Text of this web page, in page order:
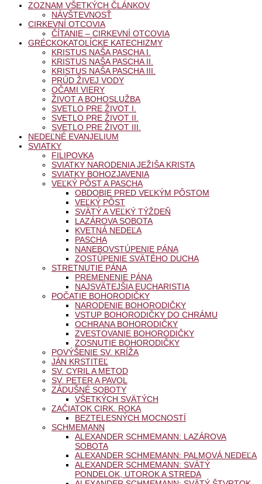
ZOZNAM VŠETKÝCH ČLÁNKOV
NÁVŠTEVNOSŤ
CIRKEVNÍ OTCOVIA
ČÍTANIE – CIRKEVNÍ OTCOVIA
GRÉCKOKATOLÍCKE KATECHIZMY
KRISTUS NAŠA PASCHA I.
KRISTUS NAŠA PASCHA II.
KRISTUS NAŠA PASCHA III.
PRÚD ŽIVEJ VODY
OČAMI VIERY
ŽIVOT A BOHOSLUŽBA
SVETLO PRE ŽIVOT I.
SVETLO PRE ŽIVOT II.
SVETLO PRE ŽIVOT III.
NEDEĽNÉ EVANJELIUM
SVIATKY
FILIPOVKA
SVIATKY NARODENIA JEŽIŠA KRISTA
SVIATKY BOHOZJAVENIA
VEĽKÝ PÔST A PASCHA
OBDOBIE PRED VEĽKÝM PÔSTOM
VEĽKÝ PÔST
SVÄTÝ A VEĽKÝ TÝŽDEŇ
LAZÁROVA SOBOTA
KVETNÁ NEDEĽA
PASCHA
NANEBOVSTÚPENIE PÁNA
ZOSTÚPENIE SVÄTÉHO DUCHA
STRETNUTIE PÁNA
PREMENENIE PÁNA
NAJSVÄTEJŠIA EUCHARISTIA
POČATIE BOHORODIČKY
NARODENIE BOHORODIČKY
VSTUP BOHORODIČKY DO CHRÁMU
OCHRANA BOHORODIČKY
ZVESTOVANIE BOHORODIČKY
ZOSNUTIE BOHORODIČKY
POVÝŠENIE SV. KRÍŽA
JÁN KRSTITEĽ
SV. CYRIL A METOD
SV. PETER A PAVOL
ZÁDUŠNÉ SOBOTY
VŠETKÝCH SVÄTÝCH
ZAČIATOK CIRK. ROKA
BEZTELESNÝCH MOCNOSTÍ
SCHMEMANN
ALEXANDER SCHMEMANN: LAZÁROVA
SOBOTA
ALEXANDER SCHMEMANN: PALMOVÁ NEDEĽA
ALEXANDER SCHMEMANN: SVÄTÝ
PONDELOK, UTOROK A STREDA